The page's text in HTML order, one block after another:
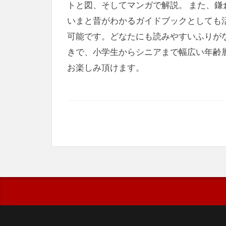
トと図、そしてマンガで解説。 また、鎌
いまと昔がわかるガイドブックとしても
可能です。どなたにも読みやすいふりが
きで、小学生からシニアまで幅広い年齢
お楽しみ頂けます。